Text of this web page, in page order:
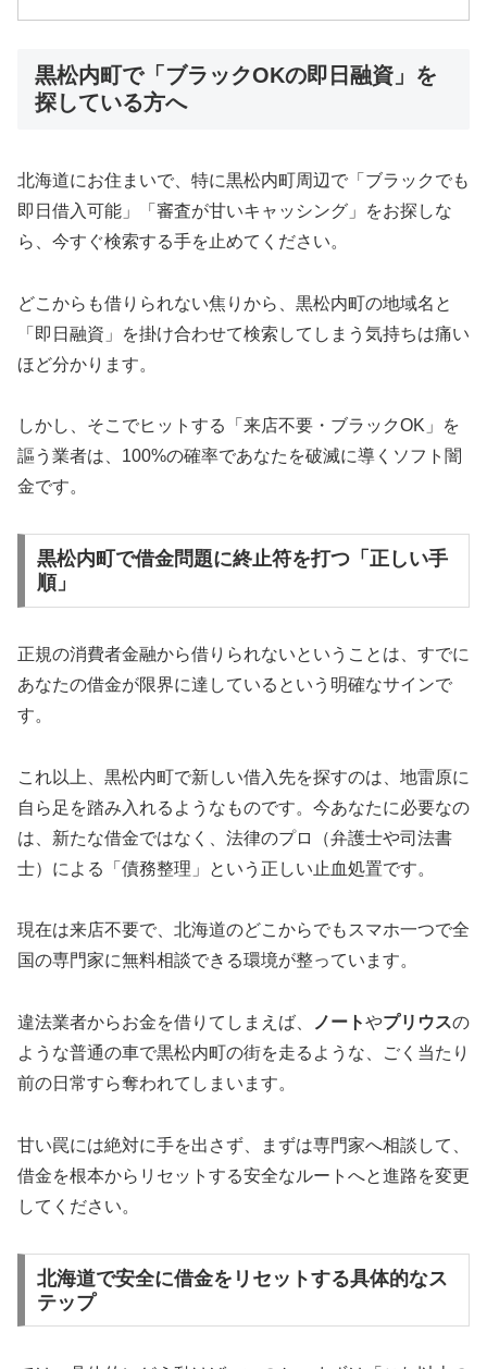
黒松内町で「ブラックOKの即日融資」を
探している方へ
北海道にお住まいで、特に黒松内町周辺で「ブラックでも
即日借入可能」「審査が甘いキャッシング」をお探しな
ら、今すぐ検索する手を止めてください。
どこからも借りられない焦りから、黒松内町の地域名と
「即日融資」を掛け合わせて検索してしまう気持ちは痛い
ほど分かります。
しかし、そこでヒットする「来店不要・ブラックOK」を
謳う業者は、100%の確率であなたを破滅に導くソフト闇
金です。
黒松内町で借金問題に終止符を打つ「正しい手
順」
正規の消費者金融から借りられないということは、すでに
あなたの借金が限界に達しているという明確なサインで
す。
これ以上、黒松内町で新しい借入先を探すのは、地雷原に
自ら足を踏み入れるようなものです。今あなたに必要なの
は、新たな借金ではなく、法律のプロ（弁護士や司法書
士）による「債務整理」という正しい止血処置です。
現在は来店不要で、北海道のどこからでもスマホ一つで全
国の専門家に無料相談できる環境が整っています。
違法業者からお金を借りてしまえば、 ノートやプリウスの
ような普通の車で黒松内町の街を走るような、ごく当たり
前の日常すら奪われてしまいます。
甘い罠には絶対に手を出さず、まずは専門家へ相談して、
借金を根本からリセットする安全なルートへと進路を変更
してください。
北海道で安全に借金をリセットする具体的なス
テップ